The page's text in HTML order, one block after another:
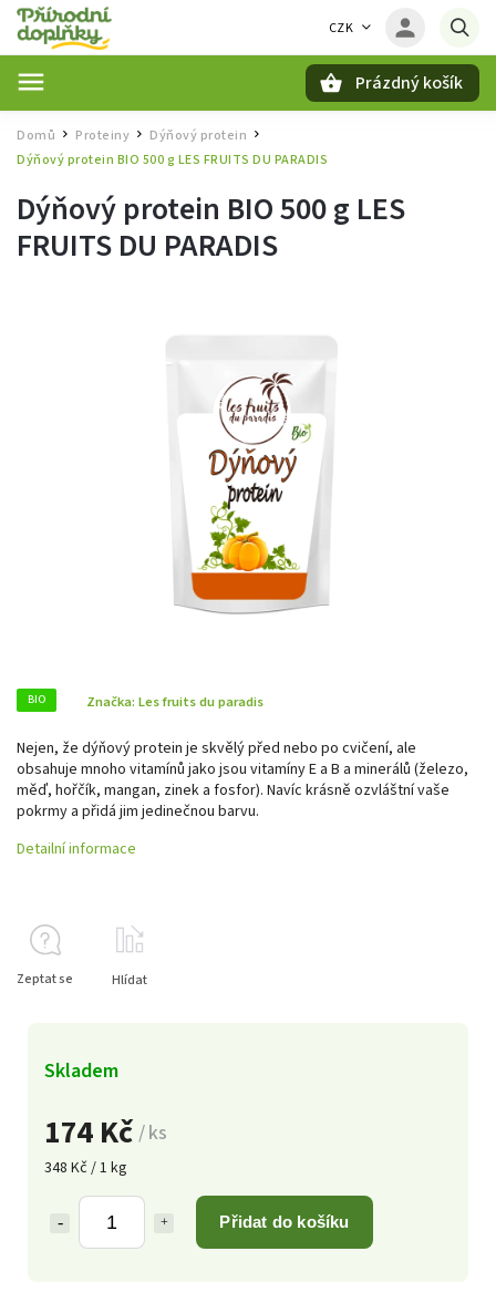
CZK
Prázdný košík
Domů / Proteiny / Dýňový protein /
Dýňový protein BIO 500 g LES FRUITS DU PARADIS
Dýňový protein BIO 500 g LES
FRUITS DU PARADIS
BIO Značka: Les fruits du paradis
174 Kč / ks
348 Kč / 1 kg
Přidat do košíku
Skladem
Nejen, že dýňový protein je skvělý před nebo po cvičení, ale
obsahuje mnoho vitamínů jako jsou vitamíny E a B a minerálů (železo,
měď, hořčík, mangan, zinek a fosfor). Navíc krásně ozvláštní vaše
pokrmy a přidá jim jedinečnou barvu.
Detailní informace
Zeptat se Hlídat